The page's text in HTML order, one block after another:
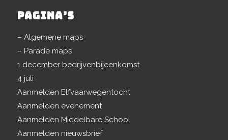
PAGINA’S
– Algemene maps
– Parade maps
1 december bedrijvenbijeenkomst
4 juli
Aanmelden Elfvaarwegentocht
Aanmelden evenement
Aanmelden Middelbare School
Aanmelden nieuwsbrief